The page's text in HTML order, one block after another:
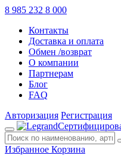
8 985 232 8 000
Контакты
Доставка и оплата
Обмен /возврат
О компании
Партнерам
Блог
FAQ
Авторизация Регистрация
Избранное Корзина